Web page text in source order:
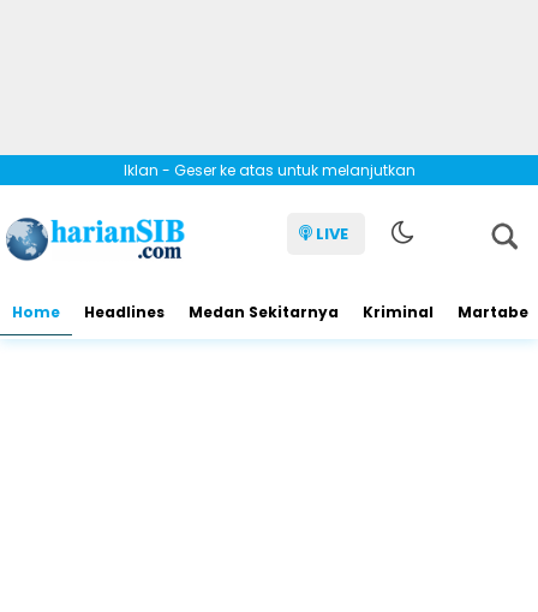
Iklan - Geser ke atas untuk melanjutkan
LIVE
Home Headlines Medan Sekitarnya Kriminal Martabe